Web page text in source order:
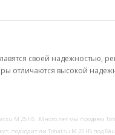
своей
отличаются высокой
M 25 HS . Много лет мы продаем
подходит ли Tohatsu M 25 HS под